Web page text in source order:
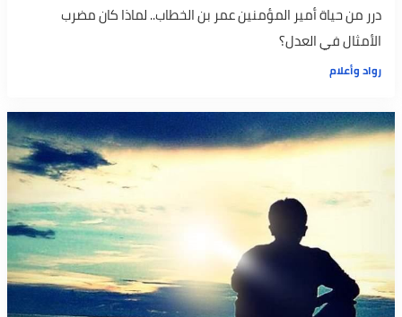
درر من حياة أمير المؤمنين عمر بن الخطاب.. لماذا كان مضرب
الأمثال في العدل؟
رواد وأعلام